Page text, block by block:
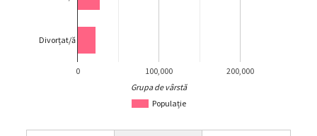
Populație
0 100,000 200,000
Divorțat/ă
Grupa de vârstă